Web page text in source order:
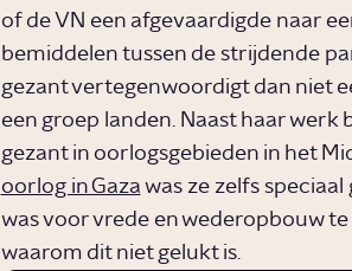
of de VN een afgevaardigde naar
bemiddelen tussen de strijdende
gezant vertegenwoordigt dan niet
een groep landen. Naast haar werk
gezant in oorlogsgebieden in het
oorlog in Gaza was ze zelfs
was voor vrede en wederopbouw
waarom dit niet gelukt is.